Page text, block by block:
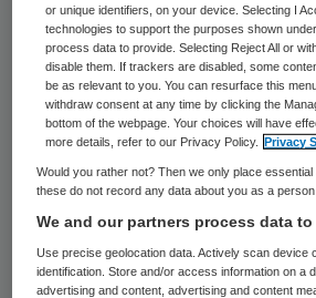
De kosten van langdurige
komende decennia
or unique identifiers, on your device. Selecting I
technologies to support the purposes shown
process data to provide. Selecting Reject All or
disable them. If trackers are disabled, some
be as relevant to you. You can resurface this
withdraw consent at any time by clicking the
bottom of the webpage. Your choices will have
more details, refer to our Privacy Policy.
Privacy
Would you rather not? Then we only place essential
these do not record any data about you as a person
We and our partners process data
Use precise geolocation data. Actively scan device
identification. Store and/or access information on a
advertising and content, advertising and content